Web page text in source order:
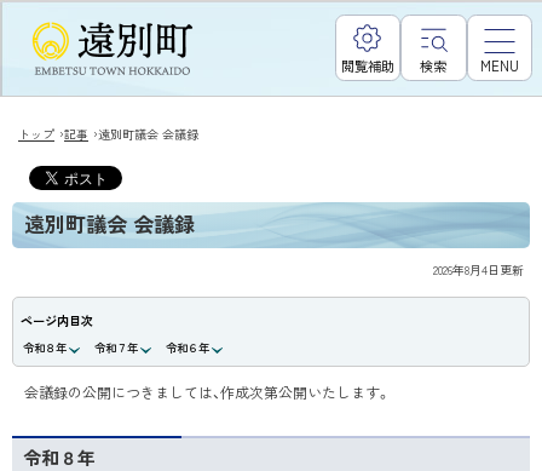
閲覧補助 検索 MENU
トップ ›記事 ›遠別町議会 会議録
遠別町議会 会議録
2026年8月4日 更新
ページ内目次
令和８年 令和７年 令和６年
会議録の公開につきましては、作成次第公開いたします。
令和８年